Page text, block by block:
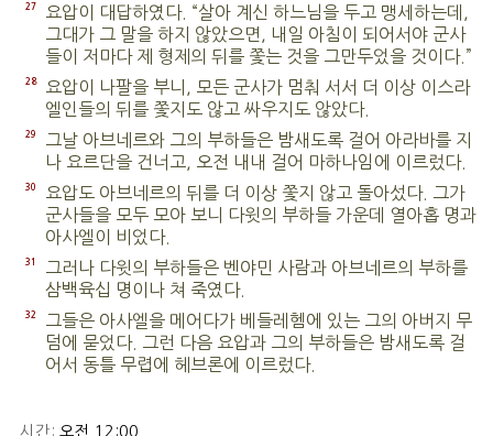
27
요압이 대답하였다. “살아 계신 하느님을 두고 맹세하는데,
그대가 그 말을 하지 않았으면, 내일 아침이 되어서야 군사
들이 저마다 제 형제의 뒤를 쫓는 것을 그만두었을 것이다.”
28
요압이 나팔을 부니, 모든 군사가 멈춰 서서 더 이상 이스라
엘인들의 뒤를 쫓지도 않고 싸우지도 않았다.
29
그날 아브네르와 그의 부하들은 밤새도록 걸어 아라바를 지
나 요르단을 건너고, 오전 내내 걸어 마하나임에 이르렀다.
30
요압도 아브네르의 뒤를 더 이상 쫓지 않고 돌아섰다. 그가
군사들을 모두 모아 보니 다윗의 부하들 가운데 열아홉 명과
아사엘이 비었다.
31
그러나 다윗의 부하들은 벤야민 사람과 아브네르의 부하를
삼백육십 명이나 쳐 죽였다.
32
그들은 아사엘을 메어다가 베들레헴에 있는 그의 아버지 무
덤에 묻었다. 그런 다음 요압과 그의 부하들은 밤새도록 걸
어서 동틀 무렵에 헤브론에 이르렀다.
시간: 오전 12:00